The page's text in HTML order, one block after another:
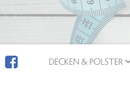
DECKEN & POLSTER